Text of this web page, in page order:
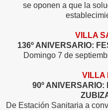
se oponen a que la
VILLA
136º ANIVERSARIO:
Domingo 7 de
VILLA
90º
De Estación Sanitaria a